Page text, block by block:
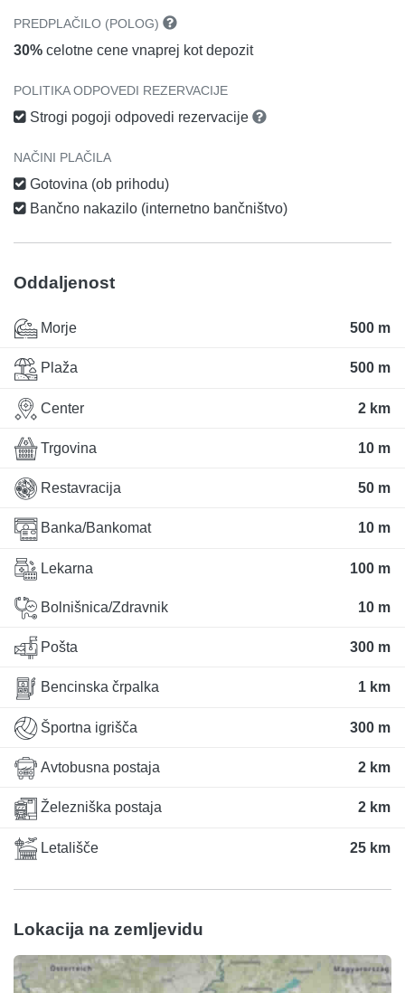
PREDPLAČILO (POLOG)
30% celotne cene vnaprej kot depozit
POLITIKA ODPOVEDI REZERVACIJE
Strogi pogoji odpovedi rezervacije
NAČINI PLAČILA
Gotovina (ob prihodu)
Bančno nakazilo (internetno bančništvo)
Oddaljenost
Morje 500 m
Plaža 500 m
Center 2 km
Trgovina 10 m
Restavracija 50 m
Banka/Bankomat 10 m
Lekarna 100 m
Bolnišnica/Zdravnik 10 m
Pošta 300 m
Bencinska črpalka 1 km
Športna igrišča 300 m
Avtobusna postaja 2 km
Železniška postaja 2 km
Letališče 25 km
Lokacija na zemljevidu